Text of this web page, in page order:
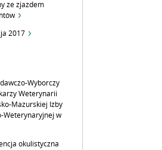
ze zjazdem
2017
Wyborczy
Weterynarii
Mazurskiej Izby
Weterynaryjnej w
okulistyczna